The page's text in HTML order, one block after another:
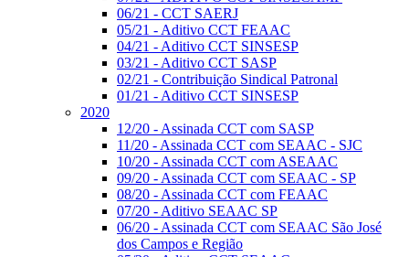
06/21 - CCT SAERJ
05/21 - Aditivo CCT FEAAC
04/21 - Aditivo CCT SINSESP
03/21 - Aditivo CCT SASP
02/21 - Contribuição Sindical Patronal
01/21 - Aditivo CCT SINSESP
2020
12/20 - Assinada CCT com SASP
11/20 - Assinada CCT com SEAAC - SJC
10/20 - Assinada CCT com ASEAAC
09/20 - Assinada CCT com SEAAC - SP
08/20 - Assinada CCT com FEAAC
07/20 - Aditivo SEAAC SP
06/20 - Assinada CCT com SEAAC São José
dos Campos e Região